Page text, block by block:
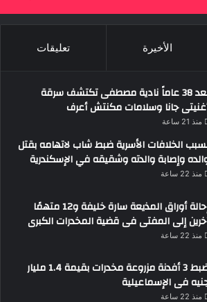
الأخيرة تعليقات
بعد 38 عاماً نادية مصطفى تكتشف سرقة
جانا وسلامات مكنتش أعرف
منذ 21 ساعة
الخلافات الأسرية ضبط شاب لاتهامه بقتل
وإصابة والدته وشقيقه في الإسكندرية
منذ 22 ساعة
إحالة أوراق المذيعة سارة خليفة و12 متهمًا
إلى المفتى فى قضية المخدرات الكبرى
منذ 22 ساعة
ضبط 3 أفدنة مزروعة مخدرات بقيمة 1.4 مليار
فى الإسماعيلية
منذ 22 ساعة